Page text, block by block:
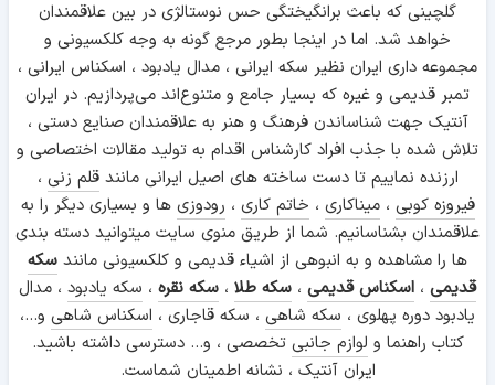
گلچینی که باعث برانگیختگی حس نوستالژی در بین علاقمندان
خواهد شد. اما در اینجا بطور مرجع گونه به وجه کلکسیونی و
مجموعه داری ایران نظیر سکه ایرانی ، مدال یادبود ، اسکناس ایرانی ،
تمبر قدیمی و غیره که بسیار جامع و متنوع‌اند می‌پردازیم. در ایران
آنتیک جهت شناساندن فرهنگ و هنر به علاقمندان صنایع دستی ،
تلاش شده با جذب افراد کارشناس اقدام به تولید مقالات اختصاصی و
ارزنده نماییم تا دست ساخته های اصیل ایرانی مانندقلم زنی ،
فیروزه کوبی ،میناکاری ، خاتم کاری ، رودوزی ها و بسیاری دیگر را به
علاقمندان بشناسانیم. شما از طریق منوی سایت میتوانید دسته بندی
ها را مشاهده و به انبوهی از اشیاء قدیمی و کلکسیونی مانند سکه
قدیمی ، اسکناس قدیمی ، سکه طلا ، سکه نقره ، سکه یادبود ، مدال
یادبود دوره پهلوی ، سکه شاهی ، سکه قاجاری ، اسکناس شاهی و...،
کتاب راهنما و لوازم جانبی تخصصی ، و... دسترسی داشته باشید.
ایران آنتیک ، نشانه اطمینان شماست.